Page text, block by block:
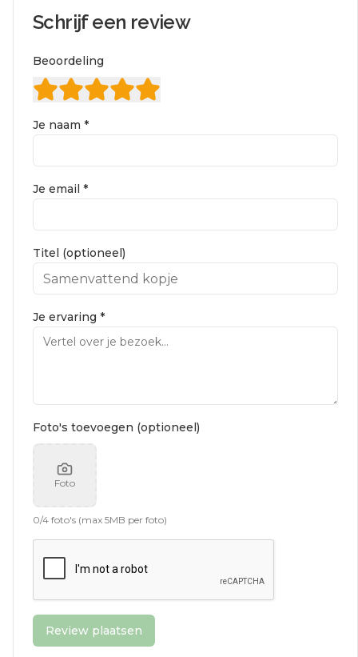
Schrijf een review
Beoordeling
Je naam *
Je email *
Titel (optioneel)
Je ervaring *
Foto's toevoegen (optioneel)
Foto
0/4 foto's (max 5MB per foto)
Review plaatsen